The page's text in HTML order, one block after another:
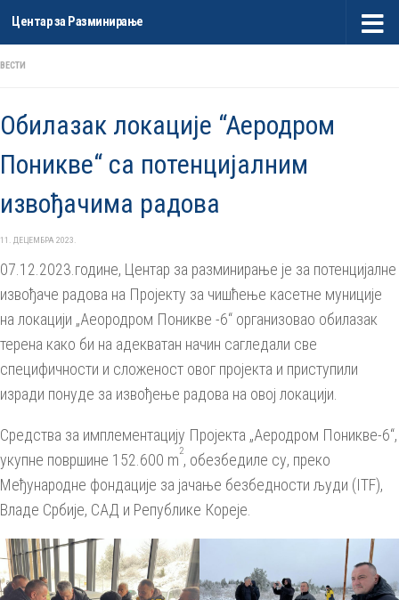
Skip to content
Центар за Разминирање
ВЕСТИ
Обилазак локацијe “Aeродром
Поникве“ са потенцијалним
извођачима радова
11. ДЕЦЕМБРА 2023.
07.12.2023.године, Центар за разминирање је за потенцијалне
извођаче радова на Пројекту за чишћење касетне муниције
на локацији „Аеородром Поникве -6“ организовао обилазак
терена како би на адекватан начин сагледали све
специфичности и сложеност овог пројекта и приступили
изради понуде за извођење радова на овој локацији.
Средства за имплементацију Пројекта „Аеродром Поникве-6“,
укупне површине 152.600 m2, обезбедиле су, преко
Међународне фондације за јачање безбедности људи (ITF),
Владе Србије, САД и Републике Кореје.